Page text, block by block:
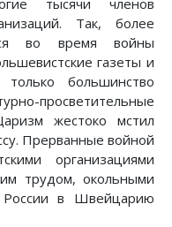
Так, более
во время войны
газеты и
большинство
просветительные
жестоко мстил
Прерванные войной
организациями
трудом, окольными
России в Швейцарию